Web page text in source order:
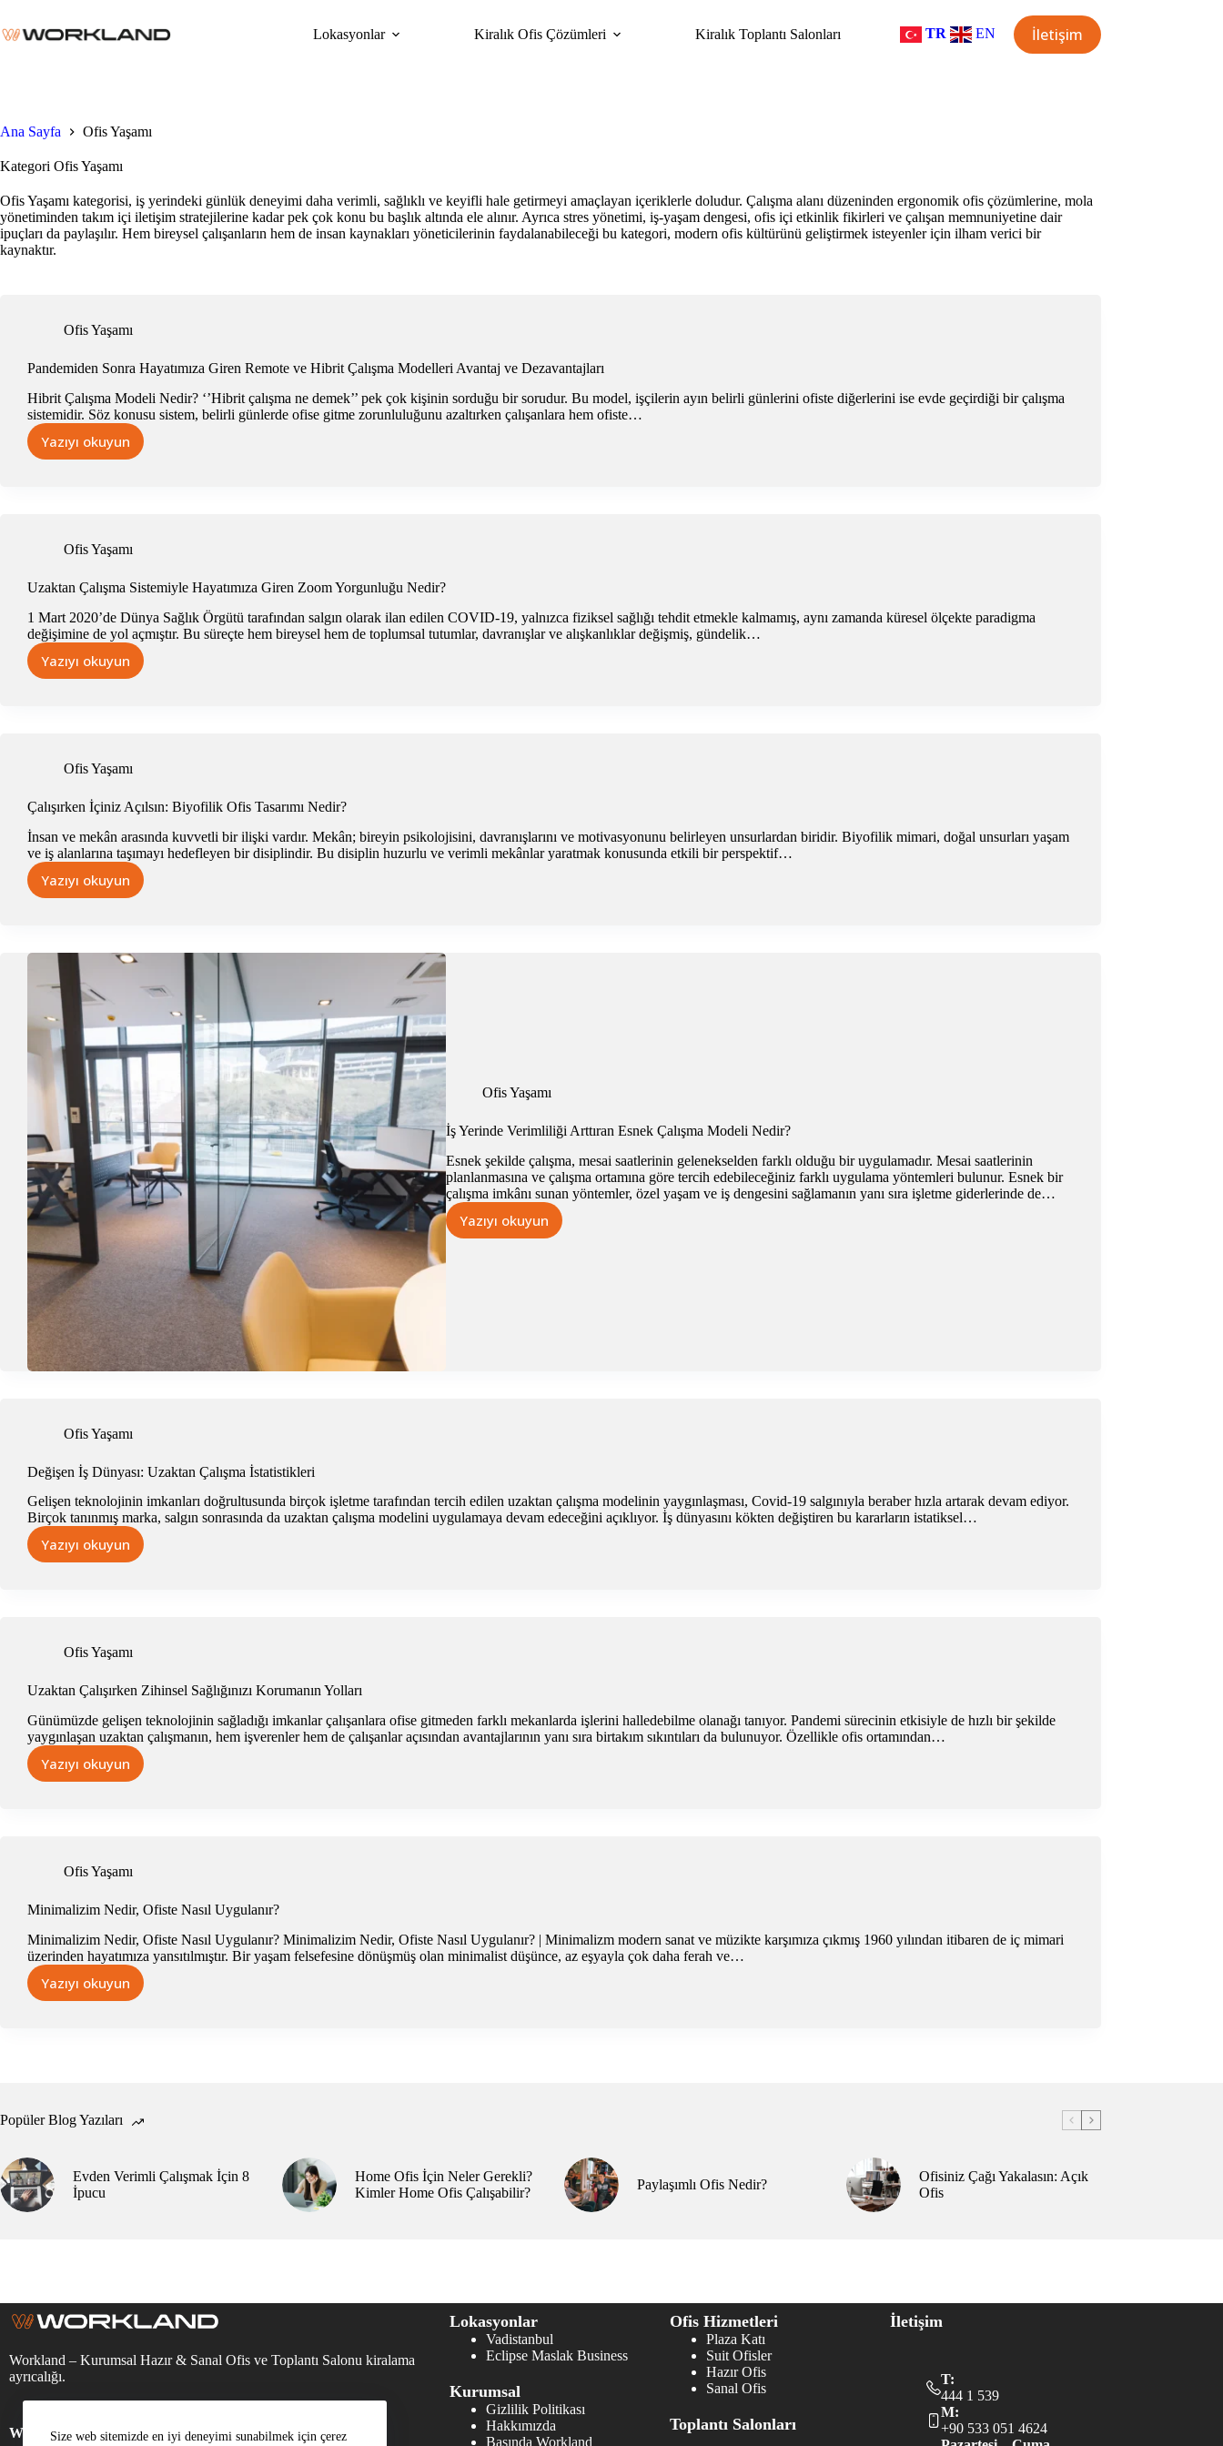
content
Size web sitemizde en iyi deneyimi sunabilmek için çerez
Lokasyonlar Kiralık Ofis Çözümleri Kiralık Toplantı Salonları TR EN İletişim
Ana Sayfa Ofis Yaşamı
Kategori Ofis Yaşamı
Ofis Yaşamı kategorisi, iş yerindeki günlük deneyimi daha verimli, sağlıklı ve keyifli hale getirmeyi amaçlayan içeriklerle doludur. Çalışma alanı düzeninden ergonomik ofis çözümlerine, mola
yönetiminden takım içi iletişim stratejilerine kadar pek çok konu bu başlık altında ele alınır. Ayrıca stres yönetimi, iş-yaşam dengesi, ofis içi etkinlik fikirleri ve çalışan memnuniyetine dair
ipuçları da paylaşılır. Hem bireysel çalışanların hem de insan kaynakları yöneticilerinin faydalanabileceği bu kategori, modern ofis kültürünü geliştirmek isteyenler için ilham verici bir
kaynaktır.
Ofis Yaşamı
Pandemiden Sonra Hayatımıza Giren Remote ve Hibrit Çalışma Modelleri Avantaj ve Dezavantajları
Hibrit Çalışma Modeli Nedir? ‘’Hibrit çalışma ne demek’’ pek çok kişinin sorduğu bir sorudur. Bu model, işçilerin ayın belirli günlerini ofiste diğerlerini ise evde geçirdiği bir çalışma
sistemidir. Söz konusu sistem, belirli günlerde ofise gitme zorunluluğunu azaltırken çalışanlara hem ofiste…
Yazıyı okuyun
Pandemiden
ve
Hibrit
Modelleri
Avantaj
ve
Dezavantajları
Ofis Yaşamı
Uzaktan Çalışma Sistemiyle Hayatımıza Giren Zoom Yorgunluğu Nedir?
1 Mart 2020’de Dünya Sağlık Örgütü tarafından salgın olarak ilan edilen COVID-19, yalnızca fiziksel sağlığı tehdit etmekle kalmamış, aynı zamanda küresel ölçekte paradigma
değişimine de yol açmıştır. Bu süreçte hem bireysel hem de toplumsal tutumlar, davranışlar ve alışkanlıklar değişmiş, gündelik…
Yazıyı okuyun
Uzaktan
Zoom
Yorgunluğu
Nedir?
Ofis Yaşamı
Çalışırken İçiniz Açılsın: Biyofilik Ofis Tasarımı Nedir?
İnsan ve mekân arasında kuvvetli bir ilişki vardır. Mekân; bireyin psikolojisini, davranışlarını ve motivasyonunu belirleyen unsurlardan biridir. Biyofilik mimari, doğal unsurları yaşam
ve iş alanlarına taşımayı hedefleyen bir disiplindir. Bu disiplin huzurlu ve verimli mekânlar yaratmak konusunda etkili bir perspektif…
Yazıyı okuyun
Çalışırken
Tasarımı
Nedir?
Ofis Yaşamı
İş Yerinde Verimliliği Arttıran Esnek Çalışma Modeli Nedir?
Esnek şekilde çalışma, mesai saatlerinin gelenekselden farklı olduğu bir uygulamadır. Mesai saatlerinin
planlanmasına ve çalışma ortamına göre tercih edebileceğiniz farklı uygulama yöntemleri bulunur. Esnek bir
çalışma imkânı sunan yöntemler, özel yaşam ve iş dengesini sağlamanın yanı sıra işletme giderlerinde de…
Yazıyı okuyun
İş
Ofis Yaşamı
Değişen İş Dünyası: Uzaktan Çalışma İstatistikleri
Gelişen teknolojinin imkanları doğrultusunda birçok işletme tarafından tercih edilen uzaktan çalışma modelinin yaygınlaşması, Covid-19 salgınıyla beraber hızla artarak devam ediyor.
Birçok tanınmış marka, salgın sonrasında da uzaktan çalışma modelini uygulamaya devam edeceğini açıklıyor. İş dünyasını kökten değiştiren bu kararların istatiksel…
Yazıyı okuyun
Değişen
İstatistikleri
Ofis Yaşamı
Uzaktan Çalışırken Zihinsel Sağlığınızı Korumanın Yolları
Günümüzde gelişen teknolojinin sağladığı imkanlar çalışanlara ofise gitmeden farklı mekanlarda işlerini halledebilme olanağı tanıyor. Pandemi sürecinin etkisiyle de hızlı bir şekilde
yaygınlaşan uzaktan çalışmanın, hem işverenler hem de çalışanlar açısından avantajlarının yanı sıra birtakım sıkıntıları da bulunuyor. Özellikle ofis ortamından…
Yazıyı okuyun
Uzaktan
Yolları
Ofis Yaşamı
Minimalizim Nedir, Ofiste Nasıl Uygulanır?
Minimalizim Nedir, Ofiste Nasıl Uygulanır? Minimalizim Nedir, Ofiste Nasıl Uygulanır? | Minimalizm modern sanat ve müzikte karşımıza çıkmış 1960 yılından itibaren de iç mimari
üzerinden hayatımıza yansıtılmıştır. Bir yaşam felsefesine dönüşmüş olan minimalist düşünce, az eşyayla çok daha ferah ve…
Yazıyı okuyun
Minimalizim
Popüler Blog Yazıları
Evden Verimli Çalışmak İçin 8
İpucu
Home Ofis İçin Neler Gerekli?
Kimler Home Ofis Çalışabilir?
Paylaşımlı Ofis Nedir?
Ofisiniz Çağı Yakalasın: Açık
Ofis
Workland – Kurumsal Hazır & Sanal Ofis ve Toplantı Salonu kiralama
ayrıcalığı.
Workland Sosyal Medya
Lokasyonlar
Vadistanbul
Eclipse Maslak Business
Kurumsal
Gizlilik Politikası
Hakkımızda
Basında Workland
Ofis Hizmetleri
Plaza Katı
Suit Ofisler
Hazır Ofis
Sanal Ofis
Toplantı Salonları
İletişim
T:
444 1 539
M:
+90 533 051 4624